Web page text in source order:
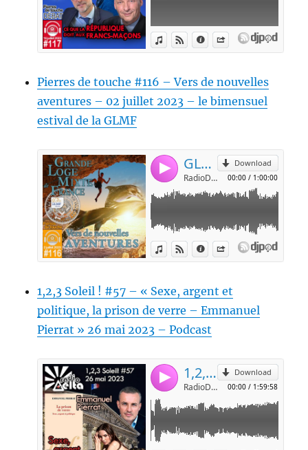
Pierres de touche #116 – Vers de nouvelles
aventures – 02 juillet 2023 – le bimensuel
estival de la GLMF
1,2,3 Soleil ! #57 – « Sexe, argent et
politique, la prison de verre – Emmanuel
Pierrat » 26 mai 2023 – Podcast